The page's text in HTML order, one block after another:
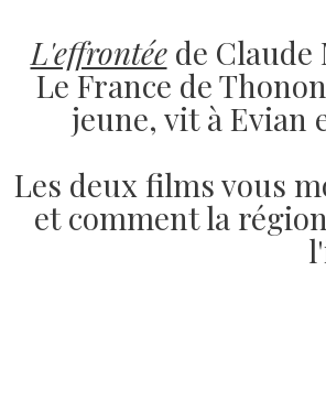
(
regarder cette vidéo insolente ? (Jeux -
à deviner (Jeux)
( Le cinéma d'aujourd'hui)
cinéma d'aujourd'hui )
court métrage ( Hors cycle
(Hors cycle - Réflexions)
par Guillaume (Le cinéma d'hier)
d'ici" (
au cinéma ? (
du court-métrage (
métrage (
ombres" (
L'effrontéede Claude
Le France de
jeune, vit à Evian
Les deux films vous
et comment la